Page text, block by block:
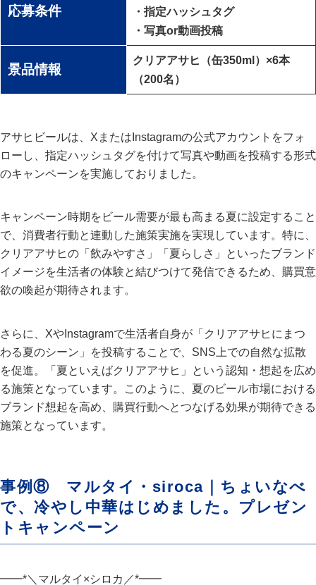
応募条件
・指定ハッシュタグ
・写真or動画投稿
景品情報
クリアアサヒ（缶350ml）×6本
（200名）
アサヒビールは、XまたはInstagramの公式アカウントをフォ
ローし、指定ハッシュタグを付けて写真や動画を投稿する形式
のキャンペーンを実施しておりました。
キャンペーン時期をビール需要が最も高まる夏に設定すること
で、消費者行動と連動した施策実施を実現しています。特に、
クリアアサヒの「飲みやすさ」「夏らしさ」といったブランド
イメージを生活者の体験と結びつけて発信できるため、購買意
欲の喚起が期待されます。
さらに、XやInstagramで生活者自身が「クリアアサヒにまつ
わる夏のシーン」を投稿することで、SNS上での自然な拡散
を促進。「夏といえばクリアアサヒ」という認知・想起を広め
る施策となっています。このように、夏のビール市場における
ブランド想起を高め、購買行動へとつなげる効果が期待できる
施策となっています。
事例⑧ マルタイ・siroca｜ちょいなべ
で、冷やし中華はじめました。プレゼン
トキャンペーン
━━*＼マルタイ×シロカ／*━━